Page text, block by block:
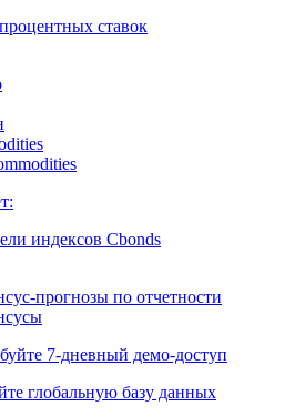
ставок
индексов Cbonds
прогнозы по отчетности
7-дневный демо-доступ
глобальную базу данных